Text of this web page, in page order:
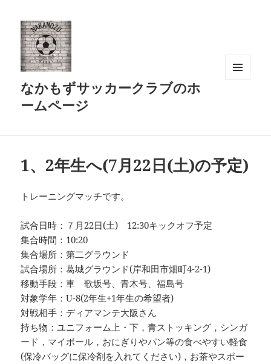
なかもずサッカークラブのホ
ームページ
1、2年生へ(7月22日(土)の予定)
トレーニングマッチです。
試合日時：７月22日(土) 12:30キックオフ予定
集合時間：10:20
集合場所：第二グラウンド
試合場所：葛城グラウンド(岸和田市畑町4-2-1)
移動手段：車 歌坂号、青木号、福島号
対象学年：U-8(2年生+1年生の希望者)
対戦相手：ディアマンテ大阪さん
持ち物：ユニフォーム上・下，青ストッキング，シンガ
ード，マイボール，おにぎりやパン等の食べやすい軽食
(保冷バッグに保冷剤を入れてください)，お茶やスポー